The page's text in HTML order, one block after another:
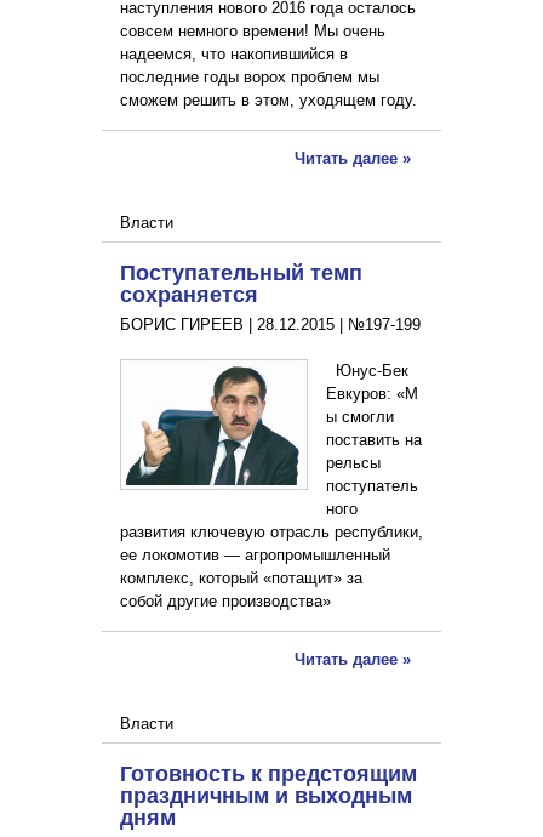
наступления нового 2016 года осталось
совсем немного времени! Мы очень
надеемся, что накопившийся в
последние годы ворох проблем мы
сможем решить в этом, уходящем году.
Читать далее »
Власти
Поступательный темп
сохраняется
БОРИС ГИРЕЕВ | 28.12.2015 №197-199
Юнус-Бек
Евкуров: «М
ы смогли
поставить на
рельсы
поступатель
ного
развития ключевую отрасль республики,
ее локомотив — агропромышленный
комплекс, который «потащит» за
собой другие производства»
Читать далее »
Власти
Готовность к предстоящим
праздничным и выходным
дням